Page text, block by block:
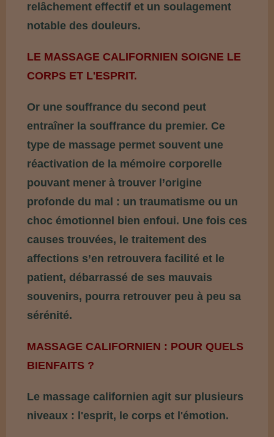
relâchement effectif et un soulagement
notable des douleurs.
LE MASSAGE CALIFORNIEN SOIGNE LE
CORPS ET L'ESPRIT.
Or une souffrance du second peut
entraîner la souffrance du premier. Ce
type de massage permet souvent une
réactivation de la mémoire corporelle
pouvant mener à trouver l’origine
profonde du mal : un traumatisme ou un
choc émotionnel bien enfoui. Une fois ces
causes trouvées, le traitement des
affections s’en retrouvera facilité et le
patient, débarrassé de ses mauvais
souvenirs, pourra retrouver peu à peu sa
sérénité.
MASSAGE CALIFORNIEN : POUR QUELS
BIENFAITS ?
Le massage californien agit sur plusieurs
niveaux : l'esprit, le corps et l'émotion.